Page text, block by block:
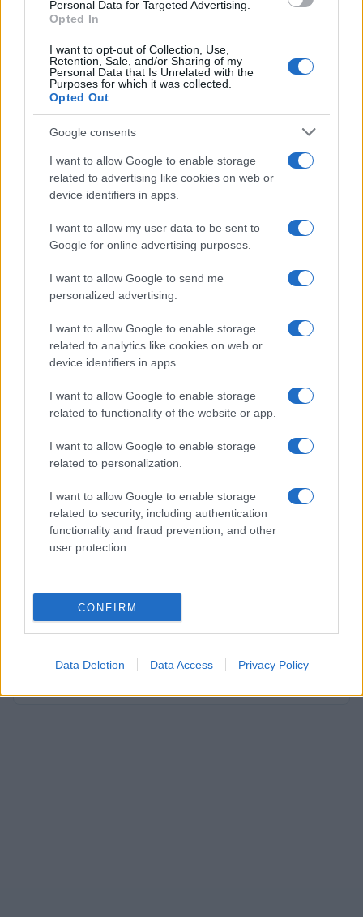
Personal Data for Targeted Advertising.
Opted In
I want to opt-out of Collection, Use,
Retention, Sale, and/or Sharing of my
Personal Data that Is Unrelated with the
Purposes for which it was collected.
Opted Out
Google consents
I want to allow Google to enable storage
related to advertising like cookies on web or
device identifiers in apps.
I want to allow my user data to be sent to
Google for online advertising purposes.
I want to allow Google to send me
personalized advertising.
I want to allow Google to enable storage
related to analytics like cookies on web or
device identifiers in apps.
I want to allow Google to enable storage
related to functionality of the website or app.
I want to allow Google to enable storage
related to personalization.
I want to allow Google to enable storage
related to security, including authentication
functionality and fraud prevention, and other
user protection.
CONFIRM
Data Deletion Data Access Privacy Policy
Serendipity.Hay casi tres kilómetros de arena
dorada y un bullicioso muelle de
transbordadores en un extremo
de Serendipity Beach conduce a la playa, y a
ambos lados verá una serie de servicios como
restaurantes, bares e incluso un campo de golf.
Es un lugar muy popular entre los turistas
mochileros, pero también hay varios hoteles de
gama media y de lujo entre los que elegir.
1. Playa de Otres
Si quiere escapar del bullicio de Serendipity y
Ochheuteal en Sihanoukville, la playa de Otres
es una gran alternativa. Está al sur de los lugares
costeros más populares deSihanoukville, pero
está menos concurrida, es un poco más tranquila
y mucho más relajada. Hay una hilera de bares y
opciones de alojamiento antes de llegar a un
largo tramo de hermosa costa. Laplaya de Otres
es ideal para disfrutar del aire libre, y entre las
actividades que se pueden realizar están el
. Los sábados por la noche, el
mercado de Otres es el lugar ideal. El mercado
alberga puestos de comida y música en directo
que se prolonga hasta la madrugada del
Redacción Viajar365.com